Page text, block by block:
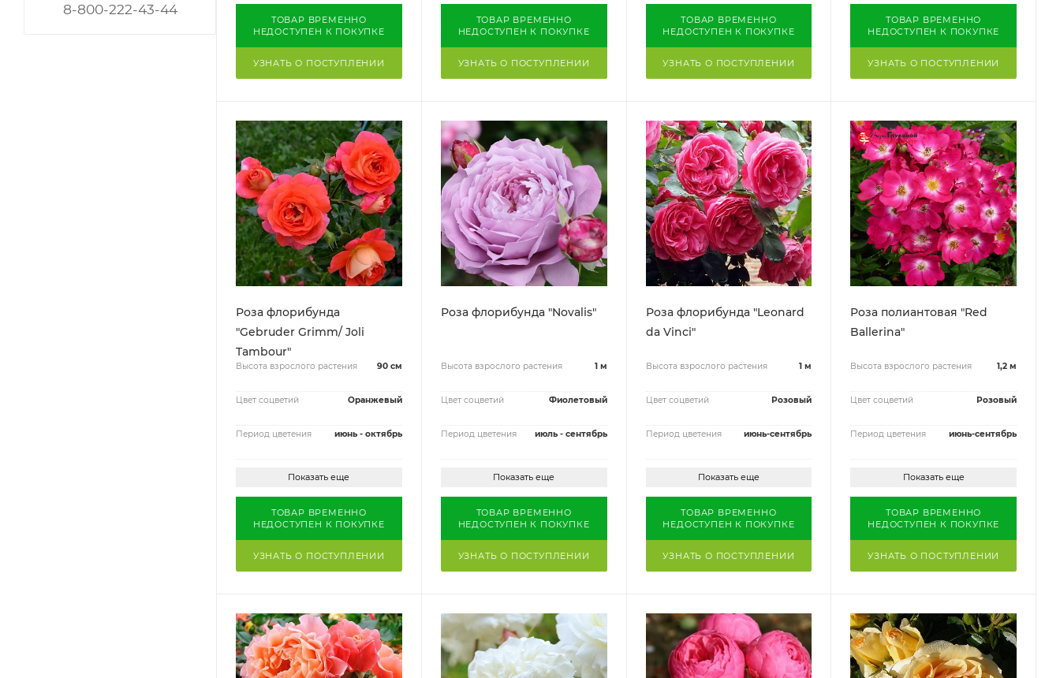
ТОВАР ВРЕМЕННО
НЕДОСТУПЕН К ПОКУПКЕ
УЗНАТЬ О ПОСТУПЛЕНИИ
ТОВАР ВРЕМЕННО
НЕДОСТУПЕН К ПОКУПКЕ
УЗНАТЬ О ПОСТУПЛЕНИИ
ТОВАР ВРЕМЕННО
НЕДОСТУПЕН К ПОКУПКЕ
УЗНАТЬ О ПОСТУПЛЕНИИ
ТОВАР ВРЕМЕННО
НЕДОСТУПЕН К ПОКУПКЕ
УЗНАТЬ О ПОСТУПЛЕНИИ
Роза флорибунда
"Gebruder Grimm/ Joli
Tambour"
Высота взрослого растения 90 см
Цвет соцветий Оранжевый
Период цветения июнь - октябрь
Показать еще
ТОВАР ВРЕМЕННО
НЕДОСТУПЕН К ПОКУПКЕ
УЗНАТЬ О ПОСТУПЛЕНИИ
Роза флорибунда "Novalis"
Высота взрослого растения 1 м
Цвет соцветий Фиолетовый
Период цветения июль - сентябрь
Показать еще
ТОВАР ВРЕМЕННО
НЕДОСТУПЕН К ПОКУПКЕ
УЗНАТЬ О ПОСТУПЛЕНИИ
Роза флорибунда "Leonard
da Vinci"
Высота взрослого растения 1 м
Цвет соцветий Розовый
Период цветения июнь-сентябрь
Показать еще
ТОВАР ВРЕМЕННО
НЕДОСТУПЕН К ПОКУПКЕ
УЗНАТЬ О ПОСТУПЛЕНИИ
Роза полиантовая "Red
Ballerina"
Высота взрослого растения 1,2 м
Цвет соцветий Розовый
Период цветения июнь-сентябрь
Показать еще
ТОВАР ВРЕМЕННО
НЕДОСТУПЕН К ПОКУПКЕ
УЗНАТЬ О ПОСТУПЛЕНИИ
8-800-222-43-44